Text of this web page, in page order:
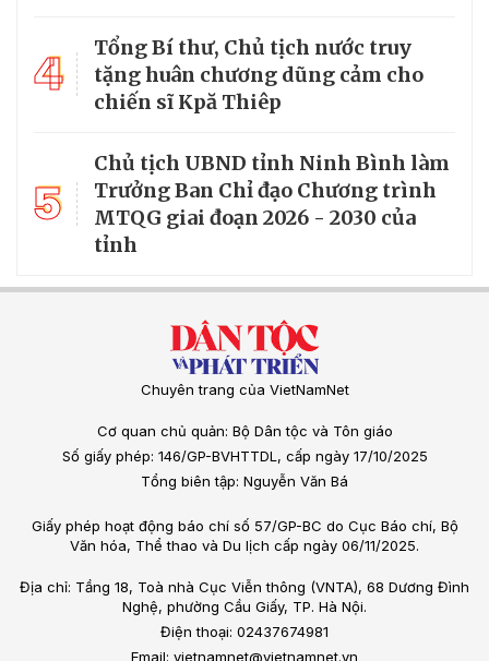
4
Tổng Bí thư, Chủ tịch nước truy
tặng huân chương dũng cảm cho
chiến sĩ Kpă Thiêp
5
Chủ tịch UBND tỉnh Ninh Bình làm
Trưởng Ban Chỉ đạo Chương trình
MTQG giai đoạn 2026 - 2030 của
tỉnh
Chuyên trang của VietNamNet
Cơ quan chủ quản: Bộ Dân tộc và Tôn giáo
Số giấy phép: 146/GP-BVHTTDL, cấp ngày 17/10/2025
Tổng biên tập: Nguyễn Văn Bá
Giấy phép hoạt động báo chí số 57/GP-BC do Cục Báo chí, Bộ
Văn hóa, Thể thao và Du lịch cấp ngày 06/11/2025.
Địa chỉ: Tầng 18, Toà nhà Cục Viễn thông (VNTA), 68 Dương Đình
Nghệ, phường Cầu Giấy, TP. Hà Nội.
Điện thoại: 02437674981
Email: vietnamnet@vietnamnet.vn